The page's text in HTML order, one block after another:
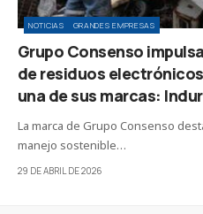
NOTICIAS GRANDES EMPRESAS
Grupo Consenso
de residuos
una de sus marcas:
La marca de Grupo Consenso
manejo sostenible…
29 DE ABRIL DE 2026